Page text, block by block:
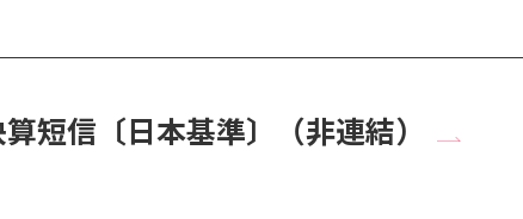
短信〔日本基準〕（非連結）